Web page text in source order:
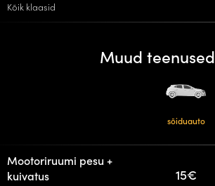
Kõik klaasid
Muud teenused
sõiduauto
Mootoriruumi pesu +
kuivatus
15€